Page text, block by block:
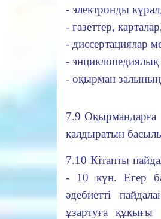
- электронды
- газеттер,
- диссертациялар
-
- оқырман
7.9 Оқырмандарға
қалдыратын
7.10 Кітапты
- 10 күн. Егер
әдебиетті
ұзартуға құқығы